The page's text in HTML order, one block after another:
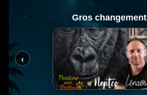
‹
Gros changement